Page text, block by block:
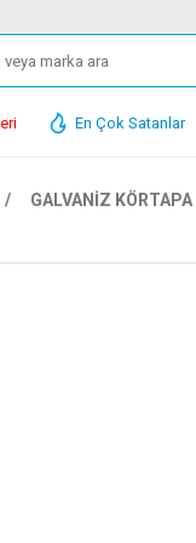
En Çok Satanlar
GALVANİZ